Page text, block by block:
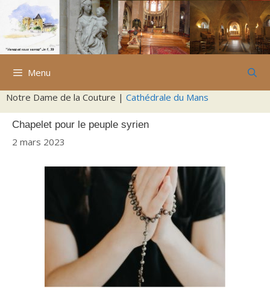
Aller
contenu
Menu
Notre Dame de la Couture | Cathédrale du Mans
Chapelet pour le peuple syrien
2 mars 2023